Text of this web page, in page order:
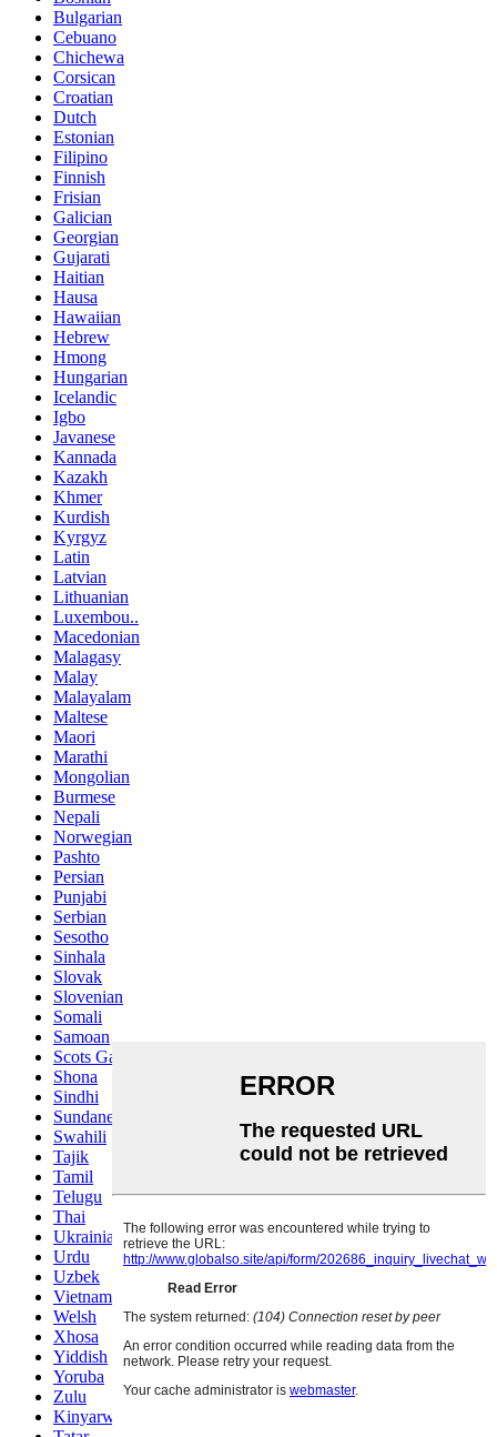
Bulgarian
Cebuano
Chichewa
Corsican
Croatian
Dutch
Estonian
Filipino
Finnish
Frisian
Galician
Georgian
Gujarati
Haitian
Hausa
Hawaiian
Hebrew
Hmong
Hungarian
Icelandic
Igbo
Javanese
Kannada
Kazakh
Khmer
Kurdish
Kyrgyz
Latin
Latvian
Lithuanian
Luxembou..
Macedonian
Malagasy
Malay
Malayalam
Maltese
Maori
Marathi
Mongolian
Burmese
Nepali
Norwegian
Pashto
Persian
Punjabi
Serbian
Sesotho
Sinhala
Slovak
Slovenian
Somali
Samoan
Scots Gaelic
Shona
Sindhi
Sundanese
Swahili
Tajik
Tamil
Telugu
Thai
Ukrainian
Urdu
Uzbek
Vietnamese
Welsh
Xhosa
Yiddish
Yoruba
Zulu
Kinyarwanda